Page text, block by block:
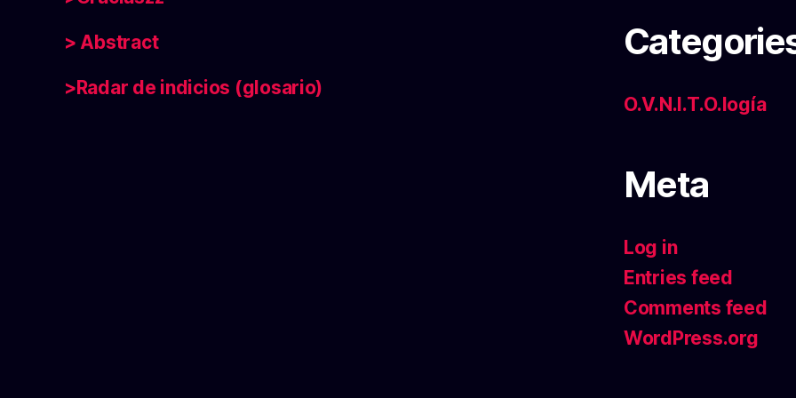
> Abstract
>Radar de indicios (glosario)
O.V.N.I.T.O.logía
Meta
Log in
Entries feed
Comments feed
WordPress.org